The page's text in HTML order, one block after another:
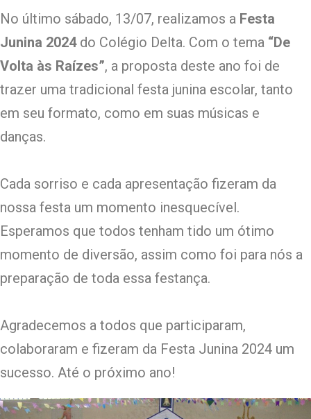
No último sábado, 13/07, realizamos a Festa
Junina 2024do Colégio Delta. Com o tema “De
Volta às Raízes”, a proposta deste ano foi de
trazer uma tradicional festa junina escolar, tanto
em seu formato, como em suas músicas e
danças.
Cada sorriso e cada apresentação fizeram da
nossa festa um momento inesquecível.
Esperamos que todos tenham tido um ótimo
momento de diversão, assim como foi para nós a
preparação de toda essa festança.
Agradecemos a todos que participaram,
colaboraram e fizeram da Festa Junina 2024 um
sucesso. Até o próximo ano!